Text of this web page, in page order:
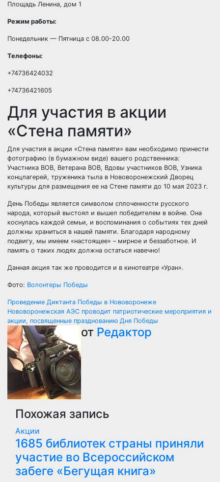
Площадь Ленина, дом 1
Режим работы:
Понедельник — Пятница с 08.00-20.00
Телефоны:
+74736424032
+74736421605
Для участия в акции
«Стена памяти»
Для участия в акции «Стена памяти» вам необходимо принести
фотографию (в бумажном виде) вашего родственника:
Участника ВОВ, Ветерана ВОВ, Вдовы участников ВОВ, Узника
концлагерей, труженика тыла в Нововоронежский Дворец
культуры для размещения ее на Стене памяти до 10 мая 2023 г.
День Победы является символом сплоченности русского
народа, который выстоял и вышел победителем в войне. Она
коснулась каждой семьи, и воспоминания о событиях тех дней
должны храниться в нашей памяти. Благодаря народному
подвигу, мы имеем «настоящее» – мирное и беззаботное. И
память о таких людях должна остаться навечно!
Данная акция так же проводится и в кинотеатре «Уран».
Фото: Волонтеры Победы
Навигация
по
записям
Проведение Диктанта Победы в Нововоронеже
Нововоронежская АЭС проводит патриотические мероприятия и
акции, посвященные празднованию Дня Победы
от Редактор
Похожая запись
Акции
1685 библиотек страны приняли
участие во Всероссийском
забеге «Бегущая книга»